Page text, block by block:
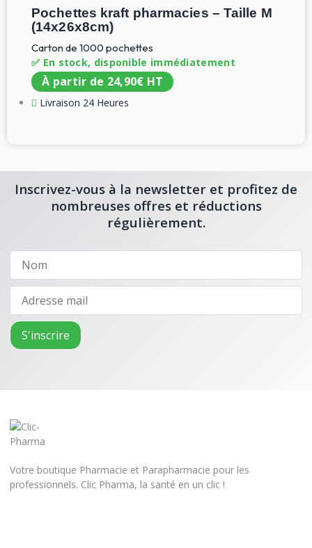
Pochettes kraft pharmacies – Taille M
(14x26x8cm)
Carton de 1000 pochettes
✅ En stock, disponible immédiatement
À partir de 24,90€ HT
Livraison 24 Heures
Inscrivez-vous à la newsletter et profitez de
nombreuses offres et réductions
régulièrement.
Votre boutique Pharmacie et Parapharmacie pour les
professionnels. Clic Pharma, la santé en un clic !